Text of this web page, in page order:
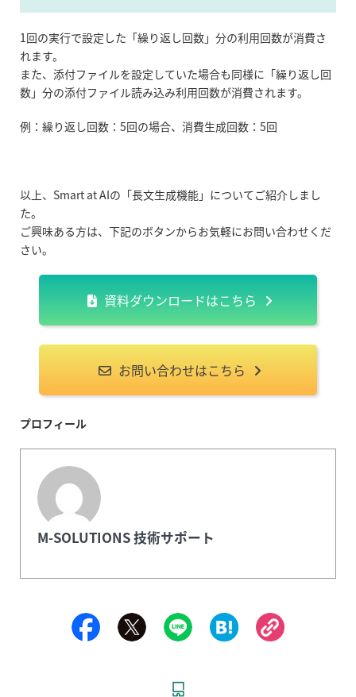
1回の実行で設定した「繰り返し回数」分の利用回数が消費さ
れます。
また、添付ファイルを設定していた場合も同様に「繰り返し回
数」分の添付ファイル読み込み利用回数が消費されます。
例：繰り返し回数：5回の場合、消費生成回数：5回
以上、Smart at AIの「長文生成機能」についてご紹介しまし
た。
ご興味ある方は、下記のボタンからお気軽にお問い合わせくだ
さい。
資料ダウンロードはこちら
お問い合わせはこちら
プロフィール
M-SOLUTIONS 技術サポート